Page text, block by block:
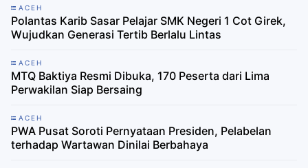
ACEH
Polantas Karib Sasar Pelajar SMK Negeri 1 Cot Girek,
Wujudkan Generasi Tertib Berlalu Lintas
ACEH
MTQ Baktiya Resmi Dibuka, 170 Peserta dari Lima
Perwakilan Siap Bersaing
ACEH
PWA Pusat Soroti Pernyataan Presiden, Pelabelan
terhadap Wartawan Dinilai Berbahaya